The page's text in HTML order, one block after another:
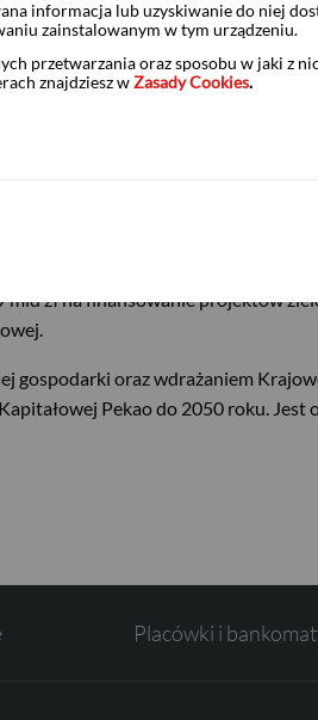
i rozwój nowoczesnego,
roku bank zakłada ograniczenie
ten będzie realizowany poprzez
PPA (długoterminowe umowy
zł na finansowanie projektów
gospodarki oraz wdrażaniem
Pekao do 2050 roku.
Placówki i
informacja lub uzyskiwanie do niej
zainstalowanym w tym urządzeniu.
przetwarzania oraz sposobu w jaki z
znajdziesz wZasady Cookies.